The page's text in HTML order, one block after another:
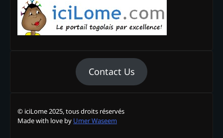
Contact Us
© iciLome 2025, tous droits réservés
Made with love by Umer Waseem